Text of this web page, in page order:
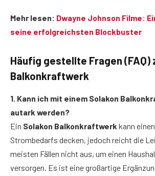
Mehr lesen: Dwayne Johnson Filme:
seine erfolgreichsten Blockbuster
Häufig gestellte Fragen (FAQ)
Balkonkraftwerk
1. Kann ich mit einem Solakon
autark werden?
Ein Solakon Balkonkraftwerk kann
Strombedarfs decken, jedoch reicht die
meisten Fällen nicht aus, um einen
versorgen. Es ist eine großartige